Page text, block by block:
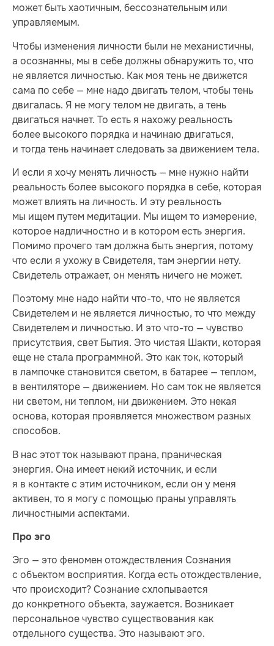
может быть хаотичным, бессознательным или
управляемым.
Чтобы изменения личности были не механистичны,
а осознанны, мы в себе должны обнаружить то, что
не является личностью. Как моя тень не движется
сама по себе — мне надо двигать телом, чтобы тень
двигалась. Я не могу телом не двигать, а тень
двигаться начнет. То есть я нахожу реальность
более высокого порядка и начинаю двигаться,
и тогда тень начинает следовать за движением тела.
И если я хочу менять личность — мне нужно найти
реальность более высокого порядка в себе, которая
может влиять на личность. И эту реальность
мы ищем путем медитации. Мы ищем то измерение,
которое надличностно и в котором есть энергия.
Помимо прочего там должна быть энергия, потому
что если я ухожу в Свидетеля, там энергии нету.
Свидетель отражает, он менять ничего не может.
Поэтому мне надо найти что-то, что не является
Свидетелем и не является личностью, то что между
Свидетелем и личностью. И это что-то — чувство
присутствия, свет Бытия. Это чистая Шакти, которая
еще не стала программной. Это как ток, который
в лампочке становится светом, в батарее — теплом,
в вентиляторе — движением. Но сам ток не является
ни светом, ни теплом, ни движением. Это некая
основа, которая проявляется множеством разных
способов.
В нас этот ток называют прана, праническая
энергия. Она имеет некий источник, и если
я в контакте с этим источником, если он у меня
активен, то я могу с помощью праны управлять
личностными аспектами.
Про эго
Эго — это феномен отождествления Сознания
с объектом восприятия. Когда есть отождествление,
что происходит? Сознание схлопывается
до конкретного объекта, заужается. Возникает
персональное чувство существования как
отдельного существа. Это называют эго.